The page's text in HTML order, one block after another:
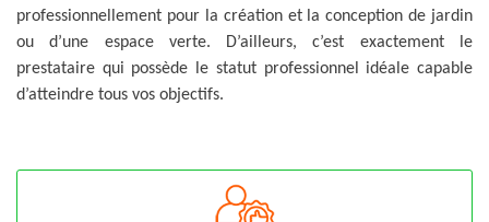
professionnellement pour la création et la conception de jardin
ou d’une espace verte. D’ailleurs, c’est exactement le
prestataire qui possède le statut professionnel idéale capable
d’atteindre tous vos objectifs.